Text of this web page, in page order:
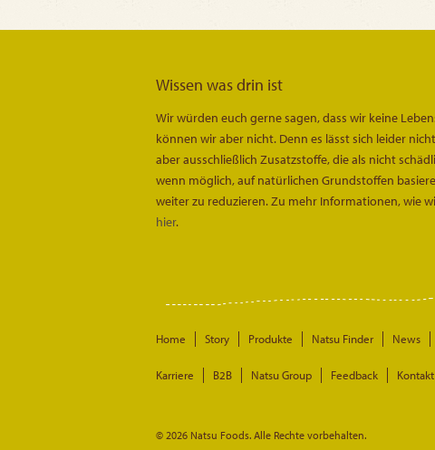
Wissen was drin ist
Wir würden euch gerne sagen, dass wir keine
können wir aber nicht. Denn es lässt sich leider
aber ausschließlich Zusatzstoffe, die als nicht
wenn möglich, auf natürlichen Grundstoffen
weiter zu reduzieren. Zu mehr Informationen, wie
hier.
Home Story Produkte Natsu Finder News
Karriere B2B Natsu Group Feedback Kontakt
© 2026 Natsu Foods. Alle Rechte vorbehalten.